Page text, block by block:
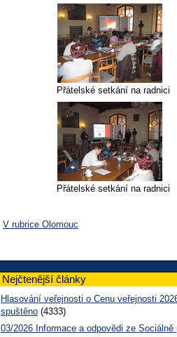
Přátelské setkání na radnici
Přátelské setkání na radnici
V rubrice Olomouc
Nejčtenější články
Hlasování veřejnosti o Cenu veřejnosti
spuštěno (4333)
03/2026 Informace a odpovědi ze Sociálně